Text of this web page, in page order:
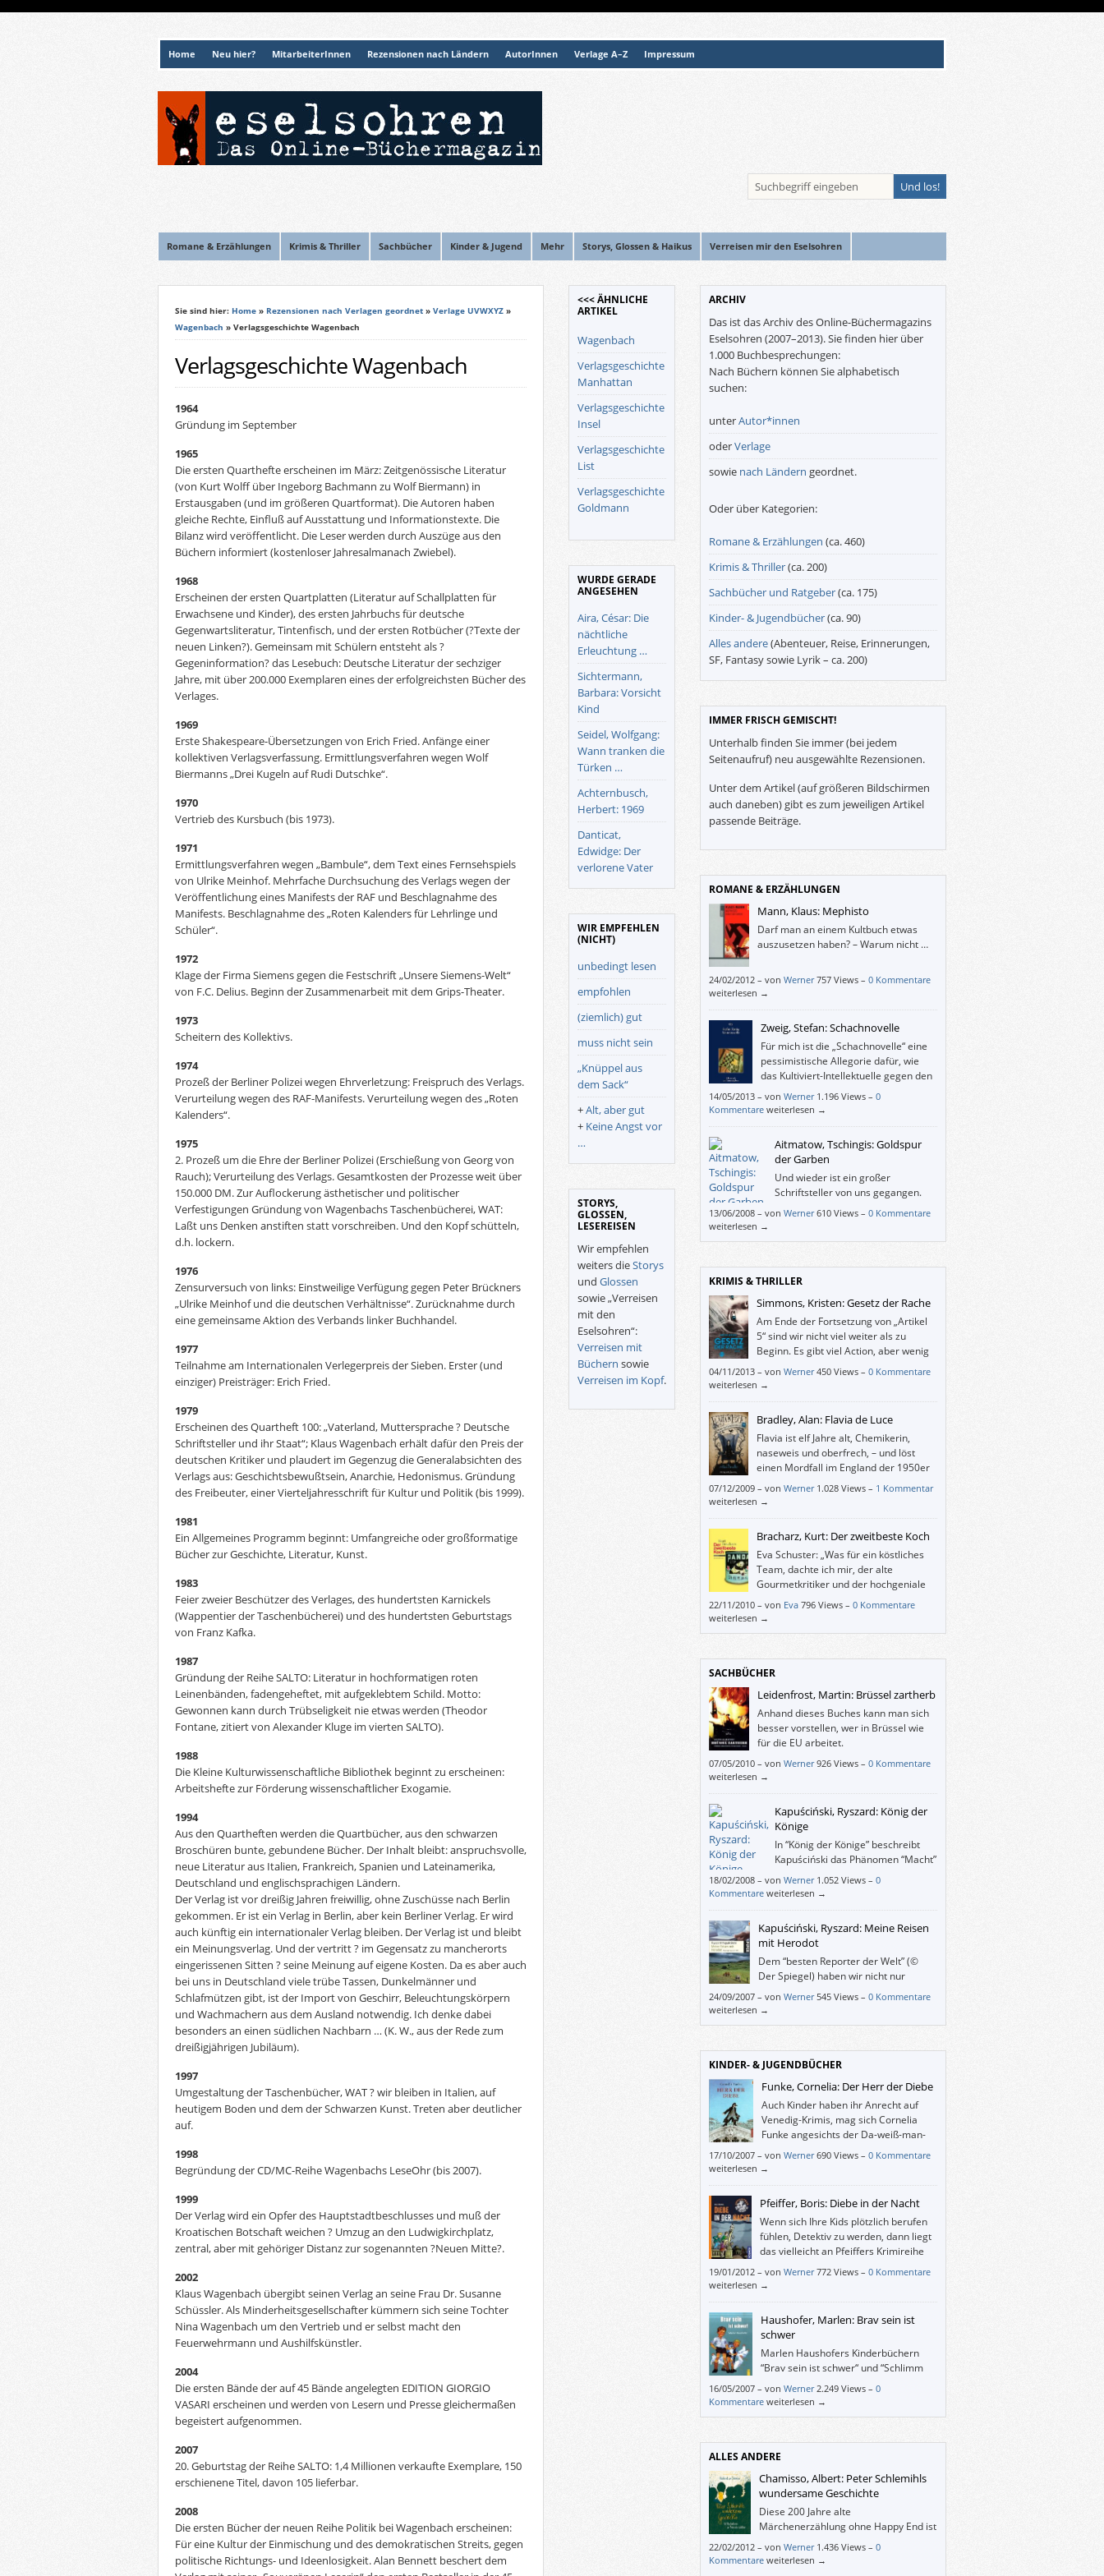
Home Neu hier? MitarbeiterInnen Rezensionen nach Ländern AutorInnen Verlage A–Z Impressum
Romane & Erzählungen Krimis & Thriller Sachbücher Kinder & Jugend Mehr Storys, Glossen & Haikus Verreisen mir den Eselsohren
Sie sind hier: Home » Rezensionen nach Verlagen geordnet » Verlage UVWXYZ »
Wagenbach » Verlagsgeschichte Wagenbach
Verlagsgeschichte Wagenbach
1964
Gründung im September
1965
Die ersten Quarthefte erscheinen im März: Zeitgenössische Literatur
(von Kurt Wolff über Ingeborg Bachmann zu Wolf Biermann) in
Erstausgaben (und im größeren Quartformat). Die Autoren haben
gleiche Rechte, Einfluß auf Ausstattung und Informationstexte. Die
Bilanz wird veröffentlicht. Die Leser werden durch Auszüge aus den
Büchern informiert (kostenloser Jahresalmanach Zwiebel).
1968
Erscheinen der ersten Quartplatten (Literatur auf Schallplatten für
Erwachsene und Kinder), des ersten Jahrbuchs für deutsche
Gegenwartsliteratur, Tintenfisch, und der ersten Rotbücher (?Texte der
neuen Linken?). Gemeinsam mit Schülern entsteht als ?
Gegeninformation? das Lesebuch: Deutsche Literatur der sechziger
Jahre, mit über 200.000 Exemplaren eines der erfolgreichsten Bücher des
Verlages.
1969
Erste Shakespeare-Übersetzungen von Erich Fried. Anfänge einer
kollektiven Verlagsverfassung. Ermittlungsverfahren wegen Wolf
Biermanns „Drei Kugeln auf Rudi Dutschke“.
1970
Vertrieb des Kursbuch (bis 1973).
1971
Ermittlungsverfahren wegen „Bambule“, dem Text eines Fernsehspiels
von Ulrike Meinhof. Mehrfache Durchsuchung des Verlags wegen der
Veröffentlichung eines Manifests der RAF und Beschlagnahme des
Manifests. Beschlagnahme des „Roten Kalenders für Lehrlinge und
Schüler“.
1972
Klage der Firma Siemens gegen die Festschrift „Unsere Siemens-Welt“
von F.C. Delius. Beginn der Zusammenarbeit mit dem Grips-Theater.
1973
Scheitern des Kollektivs.
1974
Prozeß der Berliner Polizei wegen Ehrverletzung: Freispruch des Verlags.
Verurteilung wegen des RAF-Manifests. Verurteilung wegen des „Roten
Kalenders“.
1975
2. Prozeß um die Ehre der Berliner Polizei (Erschießung von Georg von
Rauch); Verurteilung des Verlags. Gesamtkosten der Prozesse weit über
150.000 DM. Zur Auflockerung ästhetischer und politischer
Verfestigungen Gründung von Wagenbachs Taschenbücherei, WAT:
Laßt uns Denken anstiften statt vorschreiben. Und den Kopf schütteln,
d.h. lockern.
1976
Zensurversuch von links: Einstweilige Verfügung gegen Peter Brückners
„Ulrike Meinhof und die deutschen Verhältnisse“. Zurücknahme durch
eine gemeinsame Aktion des Verbands linker Buchhandel.
1977
Teilnahme am Internationalen Verlegerpreis der Sieben. Erster (und
einziger) Preisträger: Erich Fried.
1979
Erscheinen des Quartheft 100: „Vaterland, Muttersprache ? Deutsche
Schriftsteller und ihr Staat“; Klaus Wagenbach erhält dafür den Preis der
deutschen Kritiker und plaudert im Gegenzug die Generalabsichten des
Verlags aus: Geschichtsbewußtsein, Anarchie, Hedonismus. Gründung
des Freibeuter, einer Vierteljahresschrift für Kultur und Politik (bis 1999).
1981
Ein Allgemeines Programm beginnt: Umfangreiche oder großformatige
Bücher zur Geschichte, Literatur, Kunst.
1983
Feier zweier Beschützer des Verlages, des hundertsten Karnickels
(Wappentier der Taschenbücherei) und des hundertsten Geburtstags
von Franz Kafka.
1987
Gründung der Reihe SALTO: Literatur in hochformatigen roten
Leinenbänden, fadengeheftet, mit aufgeklebtem Schild. Motto:
Gewonnen kann durch Trübseligkeit nie etwas werden (Theodor
Fontane, zitiert von Alexander Kluge im vierten SALTO).
1988
Die Kleine Kulturwissenschaftliche Bibliothek beginnt zu erscheinen:
Arbeitshefte zur Förderung wissenschaftlicher Exogamie.
1994
Aus den Quartheften werden die Quartbücher, aus den schwarzen
Broschüren bunte, gebundene Bücher. Der Inhalt bleibt: anspruchsvolle,
neue Literatur aus Italien, Frankreich, Spanien und Lateinamerika,
Deutschland und englischsprachigen Ländern.
Der Verlag ist vor dreißig Jahren freiwillig, ohne Zuschüsse nach Berlin
gekommen. Er ist ein Verlag in Berlin, aber kein Berliner Verlag. Er wird
auch künftig ein internationaler Verlag bleiben. Der Verlag ist und bleibt
ein Meinungsverlag. Und der vertritt ? im Gegensatz zu mancherorts
eingerissenen Sitten ? seine Meinung auf eigene Kosten. Da es aber auch
bei uns in Deutschland viele trübe Tassen, Dunkelmänner und
Schlafmützen gibt, ist der Import von Geschirr, Beleuchtungskörpern
und Wachmachern aus dem Ausland notwendig. Ich denke dabei
besonders an einen südlichen Nachbarn … (K. W., aus der Rede zum
dreißigjährigen Jubiläum).
1997
Umgestaltung der Taschenbücher, WAT ? wir bleiben in Italien, auf
heutigem Boden und dem der Schwarzen Kunst. Treten aber deutlicher
auf.
1998
Begründung der CD/MC-Reihe Wagenbachs LeseOhr (bis 2007).
1999
Der Verlag wird ein Opfer des Hauptstadtbeschlusses und muß der
Kroatischen Botschaft weichen ? Umzug an den Ludwigkirchplatz,
zentral, aber mit gehöriger Distanz zur sogenannten ?Neuen Mitte?.
2002
Klaus Wagenbach übergibt seinen Verlag an seine Frau Dr. Susanne
Schüssler. Als Minderheitsgesellschafter kümmern sich seine Tochter
Nina Wagenbach um den Vertrieb und er selbst macht den
Feuerwehrmann und Aushilfskünstler.
2004
Die ersten Bände der auf 45 Bände angelegten EDITION GIORGIO
VASARI erscheinen und werden von Lesern und Presse gleichermaßen
begeistert aufgenommen.
2007
20. Geburtstag der Reihe SALTO: 1,4 Millionen verkaufte Exemplare, 150
erschienene Titel, davon 105 lieferbar.
2008
Die ersten Bücher der neuen Reihe Politik bei Wagenbach erscheinen:
Für eine Kultur der Einmischung und des demokratischen Streits, gegen
politische Richtungs- und Ideenlosigkeit. Alan Bennett beschert dem
<<< ÄHNLICHE
ARTIKEL
Wagenbach
Verlagsgeschichte
Manhattan
Verlagsgeschichte
Insel
Verlagsgeschichte
List
Verlagsgeschichte
Goldmann
WURDE GERADE
ANGESEHEN
Aira, César: Die
nächtliche
Erleuchtung …
Sichtermann,
Barbara: Vorsicht
Kind
Seidel, Wolfgang:
Wann tranken die
Türken …
Achternbusch,
Herbert: 1969
Danticat,
Edwidge: Der
verlorene Vater
WIR EMPFEHLEN
(NICHT)
unbedingt lesen
empfohlen
(ziemlich) gut
muss nicht sein
„Knüppel aus
dem Sack“
+Alt, aber gut
+ Keine Angst vor
…
STORYS,
GLOSSEN,
LESEREISEN
Wir empfehlen
weiters dieStorys
und Glossen
sowie „Verreisen
mit den
Eselsohren“:
Verreisen mit
Büchern sowie
Verreisen im Kopf.
ARCHIV
Das ist das Archiv des Online-Büchermagazins
Eselsohren (2007–2013). Sie finden hier über
1.000 Buchbesprechungen:
Nach Büchern können Sie alphabetisch
suchen:
unterAutor*innen
oderVerlage
sowie nach Ländern geordnet.
Oder über Kategorien:
Romane & Erzählungen (ca. 460)
Krimis & Thriller(ca. 200)
Sachbücher und Ratgeber(ca. 175)
Kinder- & Jugendbücher(ca. 90)
Alles andere(Abenteuer, Reise, Erinnerungen,
SF, Fantasy sowie Lyrik – ca. 200)
IMMER FRISCH GEMISCHT!
Unterhalb finden Sie immer (bei jedem
Seitenaufruf) neu ausgewählte Rezensionen.
Unter dem Artikel (auf größeren Bildschirmen
auch daneben) gibt es zum jeweiligen Artikel
passende Beiträge.
ROMANE & ERZÄHLUNGEN
Mann, Klaus: Mephisto
Darf man an einem Kultbuch etwas
auszusetzen haben? – Warum nicht …
24/02/2012 – von Werner 757 Views – 0 Kommentare
weiterlesen →
Zweig, Stefan: Schachnovelle
Für mich ist die „Schachnovelle“ eine
pessimistische Allegorie dafür, wie
das Kultiviert-Intellektuelle gegen den
geistesfeindlichen Faschismus
unterliegt.
14/05/2013 – von Werner 1.196 Views – 0
Kommentare weiterlesen →
Aitmatow, Tschingis: Goldspur
der Garben
Und wieder ist ein großer
Schriftsteller von uns gegangen.
Zum Gedenken habe ich Aitmatows
“Goldspur der Garben” wieder gelesen.
13/06/2008 – von Werner 610 Views – 0 Kommentare
weiterlesen →
KRIMIS & THRILLER
Simmons, Kristen: Gesetz der Rache
Am Ende der Fortsetzung von „Artikel
5“ sind wir nicht viel weiter als zu
Beginn. Es gibt viel Action, aber wenig
Information. Schwer zu sagen, ob sich
das im abschließenden Band der Ember-Trilogie
nicht wirklich neugierig auf die Fortsetzung
gemacht.
04/11/2013 – von Werner 450 Views – 0 Kommentare
weiterlesen →
Bradley, Alan: Flavia de Luce
Flavia ist elf Jahre alt, Chemikerin,
naseweis und oberfrech, – und löst
einen Mordfall im England der 1950er
07/12/2009 – von Werner 1.028 Views – 1 Kommentar
weiterlesen →
Bracharz, Kurt: Der zweitbeste Koch
Eva Schuster: „Was für ein köstliches
Team, dachte ich mir, der alte
Gourmetkritiker und der hochgeniale
Teenager. – Der Roman geht dann aber
ganz anders weiter. Leider.“
22/11/2010 – von Eva 796 Views – 0 Kommentare
weiterlesen →
SACHBÜCHER
Leidenfrost, Martin: Brüssel zartherb
Anhand dieses Buches kann man sich
besser vorstellen, wer in Brüssel wie
für die EU arbeitet.
07/05/2010 – von Werner 926 Views – 0 Kommentare
weiterlesen →
Kapuściński, Ryszard: König der
Könige
In “König der Könige” beschreibt
Kapuściński das Phänomen “Macht”
nicht über Helden-Verehrung oder -
Kritik, sondern aus der Perspektive der Insider,
voller Angst und Stolz einem absoluten Herrscher
gedient haben.
18/02/2008 – von Werner 1.052 Views – 0
Kommentare weiterlesen →
Kapuściński, Ryszard: Meine Reisen
mit Herodot
Dem “besten Reporter der Welt” (©
Der Spiegel) haben wir nicht nur
zahlreiche aufschlussreiche Berichte
über, ja, über die Welt zu verdanken, sondern
24/09/2007 – von Werner 545 Views – 0 Kommentare
weiterlesen →
KINDER- & JUGENDBÜCHER
Funke, Cornelia: Der Herr der Diebe
Auch Kinder haben ihr Anrecht auf
Venedig-Krimis, mag sich Cornelia
Funke angesichts der Da-weiß-man-
was-man-kriegt-Donna-Leons gedacht
haben und erzählt ihrem Publikum in “Der Herr
vielen überraschenden Drehungen und
Wendungen.
17/10/2007 – von Werner 690 Views – 0 Kommentare
weiterlesen →
Pfeiffer, Boris: Diebe in der Nacht
Wenn sich Ihre Kids plötzlich berufen
fühlen, Detektiv zu werden, dann liegt
das vielleicht an Pfeiffers Krimireihe
„Unsichtbar und trotzdem da!“
19/01/2012 – von Werner 772 Views – 0 Kommentare
weiterlesen →
Haushofer, Marlen: Brav sein ist
schwer
Marlen Haushofers Kinderbüchern
“Brav sein ist schwer“ und “Schlimm
sein ist auch kein Vergnügen“ merkt
man nicht an, dass sie 1965 resp. 1970
den Kindern (und ältere Geschwister den
jüngeren) Ohrfeigen gab(en).
16/05/2007 – von Werner 2.249 Views – 0
Kommentare weiterlesen →
ALLES ANDERE
Chamisso, Albert: Peter Schlemihls
wundersame Geschichte
Diese 200 Jahre alte
Märchenerzählung ohne Happy End ist
nach wie vor beeindruckend – und
beunruhigend.
22/02/2012 – von Werner 1.436 Views – 0
Kommentare weiterlesen →